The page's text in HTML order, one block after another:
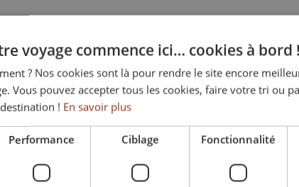
engagement.
voyage commence ici… cookies à bord
? Nos cookies sont là pour rendre le site encore
Vous pouvez accepter tous les cookies, faire votre tri ou
! En savoir plus
Performance Ciblage Fonctionnalité